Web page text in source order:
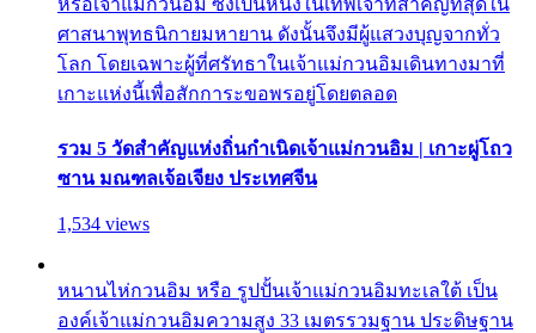
ศาสนาพุทธนิกายมหายาน ดังนั้นจึงมีผู้แสวงบุญจากทั่ว
โลก โดยเฉพาะผู้ที่ศรัทธาในเจ้าแม่กวนอิมเดินทางมาที่
เกาะแห่งนี้เพื่อสักการะขอพรอยู่โดยตลอด
รวม 5 วัดสำคัญแห่งถิ่นกำเนิดเจ้าแม่กวนอิม | เกาะผู่โถว
ซาน มณฑลเจ้อเจียง ประเทศจีน
1,534 views
หนานไห่กวนอิม หรือ รูปปั้นเจ้าแม่กวนอิมทะเลใต้ เป็น
องค์เจ้าแม่กวนอิมความสูง 33 เมตรรวมฐาน ประดิษฐาน